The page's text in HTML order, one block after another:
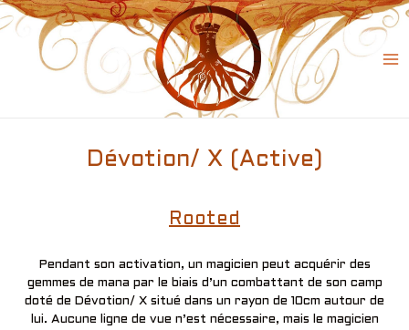
Skip
to
content
Dévotion/ X (Active)
Rooted
Pendant son activation, un magicien peut acquérir des
gemmes de mana par le biais d’un combattant de son camp
doté de Dévotion/ X situé dans un rayon de 10cm autour de
lui. Aucune ligne de vue n’est nécessaire, mais le magicien